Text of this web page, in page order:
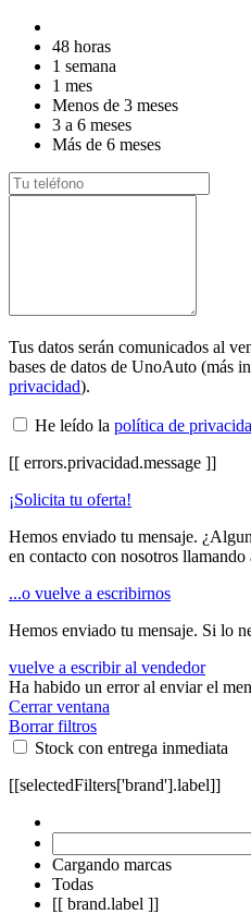
48 horas
1 semana
1 mes
Menos de 3 meses
3 a 6 meses
Más de 6 meses
Tus datos serán comunicados al
bases de datos de UnoAuto (más
privacidad).
He leído la política de
[[ errors.privacidad.message ]]
¡Solicita tu oferta!
Hemos enviado tu mensaje.
en contacto con nosotros llamando
...o vuelve a escribirnos
Hemos enviado tu mensaje. Si lo
vuelve a escribir al vendedor
Ha habido un error al enviar el
Cerrar ventana
Borrar filtros
Stock con entrega inmediata
[[selectedFilters['brand'].label]]
Cargando marcas
Todas
[[ brand.label ]]